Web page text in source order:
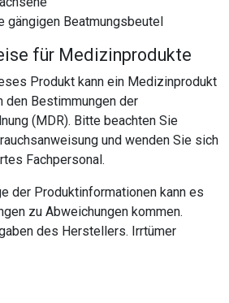
gängigen Beatmungsbeutel
für Medizinprodukte
Produkt kann ein Medizinprodukt
den Bestimmungen der
(MDR). Bitte beachten Sie
und wenden Sie sich
Fachpersonal.
der Produktinformationen kann es
zu Abweichungen kommen.
des Herstellers. Irrtümer